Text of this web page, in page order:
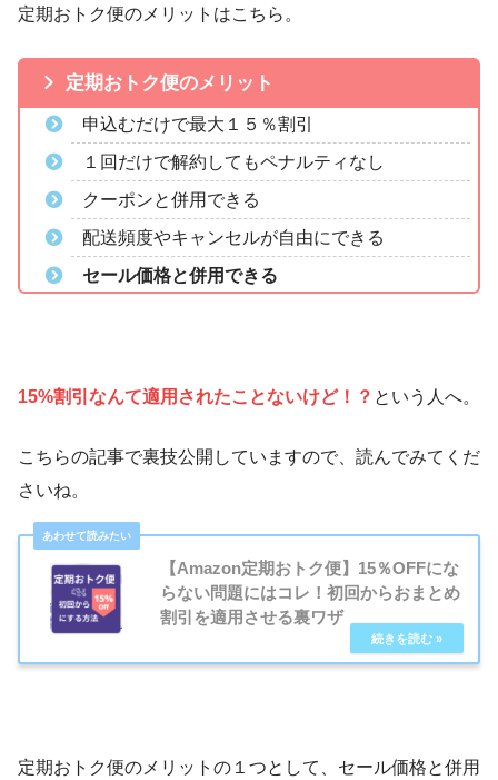
定期おトク便のメリットはこちら。
定期おトク便のメリット
申込むだけで最大１５％割引
１回だけで解約してもペナルティなし
クーポンと併用できる
配送頻度やキャンセルが自由にできる
セール価格と併用できる
15%割引なんて適用されたことないけど！？ という人へ。
こちらの記事で裏技公開していますので、読んでみてくだ
さいね。
【Amazon定期おトク便】15％OFFにな
らない問題にはコレ！初回からおまとめ
割引を適用させる裏ワザ
定期おトク便のメリットの１つとして、セール価格と併用